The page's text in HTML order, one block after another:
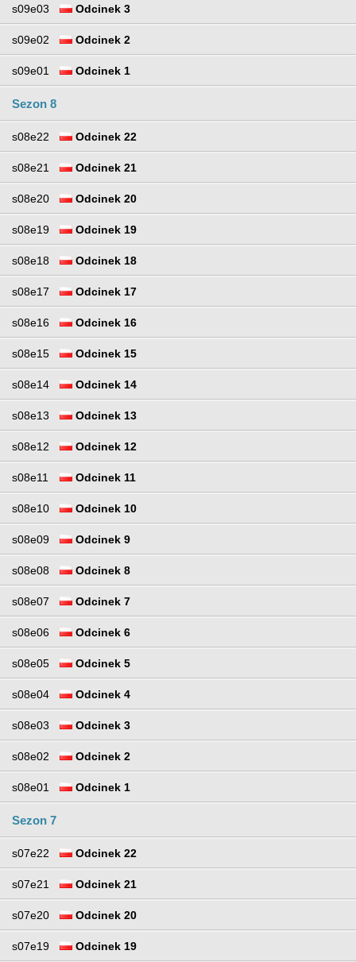
s09e03 Odcinek 3
s09e02 Odcinek 2
s09e01 Odcinek 1
Sezon 8
s08e22 Odcinek 22
s08e21 Odcinek 21
s08e20 Odcinek 20
s08e19 Odcinek 19
s08e18 Odcinek 18
s08e17 Odcinek 17
s08e16 Odcinek 16
s08e15 Odcinek 15
s08e14 Odcinek 14
s08e13 Odcinek 13
s08e12 Odcinek 12
s08e11 Odcinek 11
s08e10 Odcinek 10
s08e09 Odcinek 9
s08e08 Odcinek 8
s08e07 Odcinek 7
s08e06 Odcinek 6
s08e05 Odcinek 5
s08e04 Odcinek 4
s08e03 Odcinek 3
s08e02 Odcinek 2
s08e01 Odcinek 1
Sezon 7
s07e22 Odcinek 22
s07e21 Odcinek 21
s07e20 Odcinek 20
s07e19 Odcinek 19